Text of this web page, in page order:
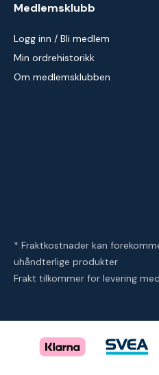
Medlemsklubb
Logg inn / Bli medlem
Min ordrehistorikk
Om medlemsklubben
* Fraktkostnader kan
uhåndterlige produkter
Frakt tilkommer for levering